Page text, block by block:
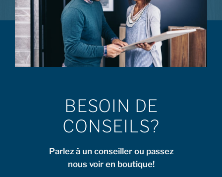
BESOIN DE
CONSEILS?
Parlez à un conseiller ou passez
nous voir en boutique!